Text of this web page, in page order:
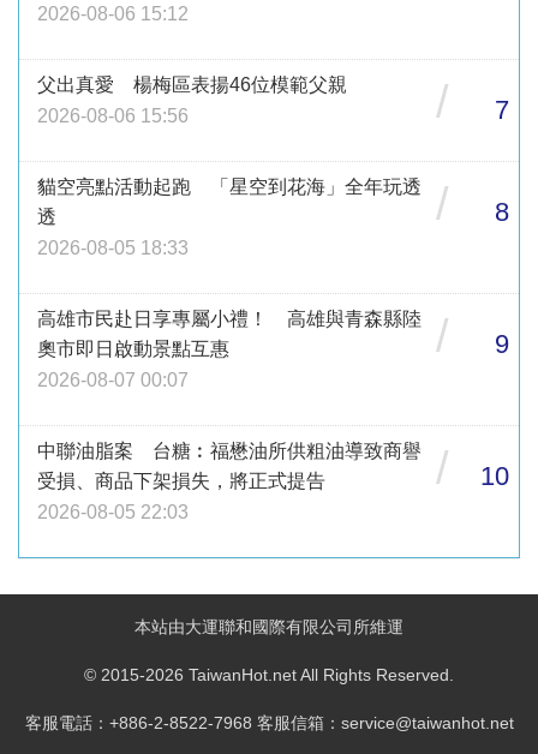
2026-08-06 15:12
父出真愛 楊梅區表揚46位模範父親
2026-08-06 15:56
/ 7
貓空亮點活動起跑 「星空到花海」全年玩透
透
2026-08-05 18:33
/ 8
高雄市民赴日享專屬小禮！ 高雄與青森縣陸
奧市即日啟動景點互惠
2026-08-07 00:07
/ 9
中聯油脂案 台糖︰福懋油所供粗油導致商譽
受損、商品下架損失，將正式提告
2026-08-05 22:03
/ 10
本站由大運聯和國際有限公司所維運
© 2015-2026 TaiwanHot.net All Rights Reserved.
客服電話：+886-2-8522-7968 客服信箱：service@taiwanhot.net